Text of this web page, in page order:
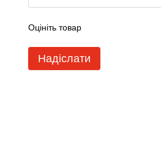
Оцініть товар
Надіслати